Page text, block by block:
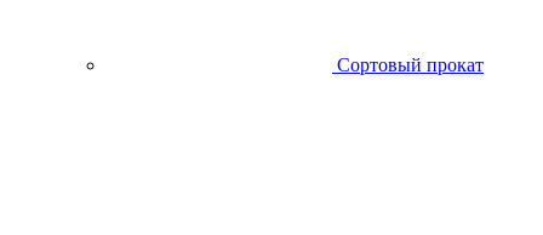
Сортовый прокат